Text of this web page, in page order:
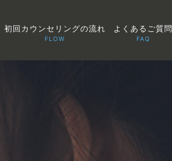
初回カウンセリングの流れ
FLOW
よくあるご質問
FAQ